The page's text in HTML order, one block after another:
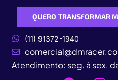
QUERO TRANSFORMAR
(11) 91372-1940
Atendimento: seg. à sex.